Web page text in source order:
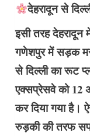
देहरादून से
इसी तरह देहरादून
गणेशपुर में सड़क
से दिल्ली का रूट
एक्सप्रेसवे को 12
कर दिया गया है।
रुड़की की तरफ